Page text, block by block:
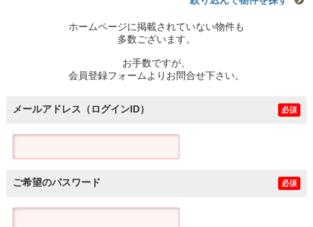
ホームページに掲載されていない物件も
多数ございます。
お手数ですが、
会員登録フォームよりお問合せ下さい。
メールアドレス（ログインID） 必須
ご希望のパスワード 必須